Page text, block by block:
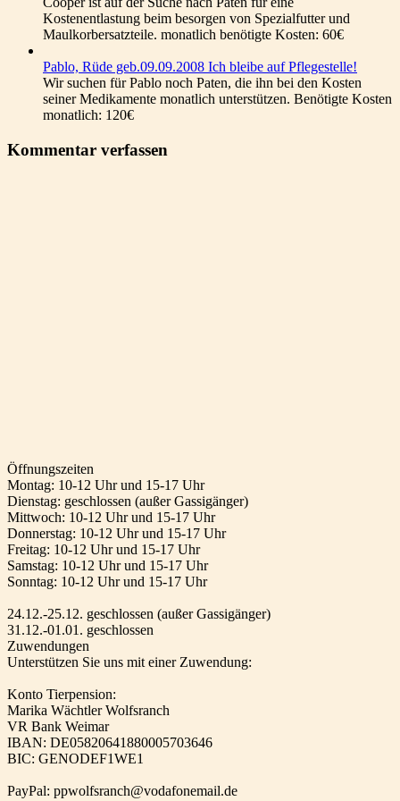
Kostenentlastung beim besorgen von Spezialfutter und
Maulkorbersatzteile. monatlich benötigte Kosten: 60€
Pablo, Rüde geb.09.09.2008 Ich bleibe auf Pflegestelle!
Wir suchen für Pablo noch Paten, die ihn bei den Kosten
seiner Medikamente monatlich unterstützen. Benötigte Kosten
monatlich: 120€
Kommentar verfassen
Öffnungszeiten
Montag: 10-12 Uhr und 15-17 Uhr
Dienstag: geschlossen (außer Gassigänger)
Mittwoch: 10-12 Uhr und 15-17 Uhr
Donnerstag: 10-12 Uhr und 15-17 Uhr
Freitag: 10-12 Uhr und 15-17 Uhr
Samstag: 10-12 Uhr und 15-17 Uhr
Sonntag: 10-12 Uhr und 15-17 Uhr
24.12.-25.12. geschlossen (außer Gassigänger)
31.12.-01.01. geschlossen
Zuwendungen
Unterstützen Sie uns mit einer Zuwendung:
Konto Tierpension:
Marika Wächtler Wolfsranch
VR Bank Weimar
IBAN: DE05820641880005703646
BIC: GENODEF1WE1
PayPal: ppwolfsranch@vodafonemail.de